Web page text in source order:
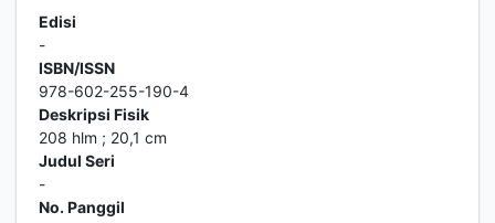
Edisi
-
ISBN/ISSN
978-602-255-190-4
Deskripsi Fisik
208 hlm ; 20,1 cm
Judul Seri
-
No. Panggil